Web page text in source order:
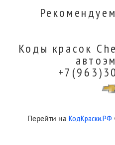
Коды красок
Перейти наКодКраски.РФ